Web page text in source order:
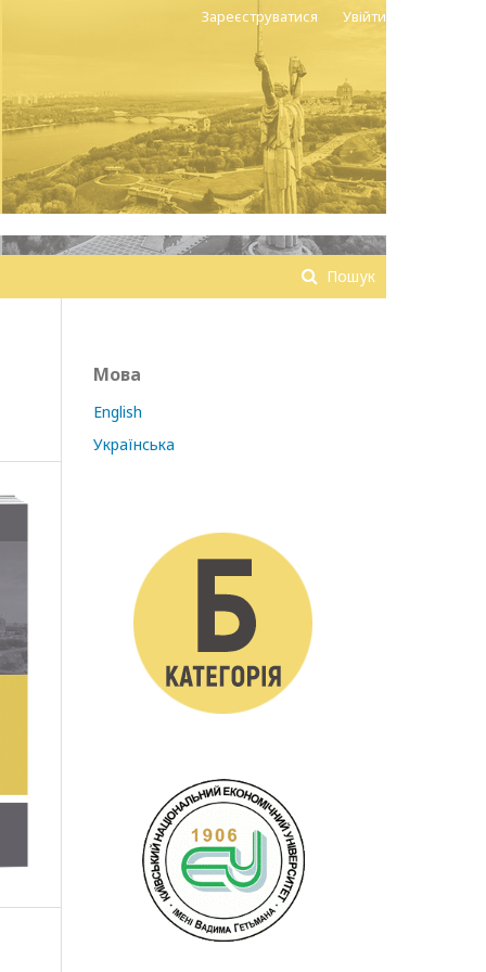
Пошук
Зареєструватися Увійти
Мова
English
Українська